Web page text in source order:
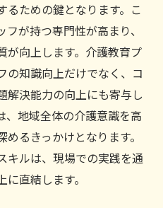
るための鍵となります。こ
が持つ専門性が高まり、
が向上します。介護教育プ
の知識向上だけでなく、コ
解決能力の向上にも寄与し
、地域全体の介護意識を高
るきっかけとなります。
キルは、現場での実践を通
直結します。